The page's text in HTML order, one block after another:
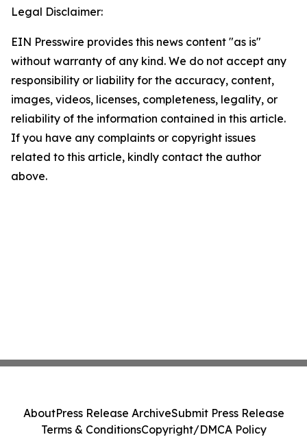
Legal Disclaimer:
EIN Presswire provides this news content "as is"
without warranty of any kind. We do not accept any
responsibility or liability for the accuracy, content,
images, videos, licenses, completeness, legality, or
reliability of the information contained in this article.
If you have any complaints or copyright issues
related to this article, kindly contact the author
above.
AboutPress Release ArchiveSubmit Press Release
Terms & ConditionsCopyright/DMCA Policy